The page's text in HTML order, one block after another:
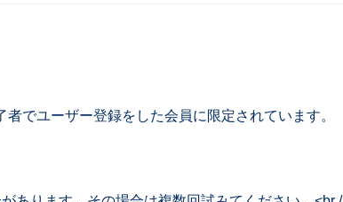
でユーザー登録をした会員に限定されています。